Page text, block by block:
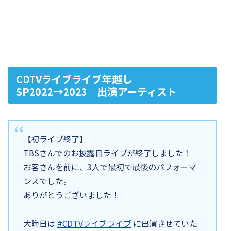
CDTVライブライブ年越し
SP2022→2023 出演アーティスト
【初ライブ終了】
TBSさんでのお披露目ライブが終了しました！
お客さんを前に、3人で最初で最後のパフォーマ
ンスでした。
ありがとうございました！
大晦日は #CDTVライブライブに出演させていた